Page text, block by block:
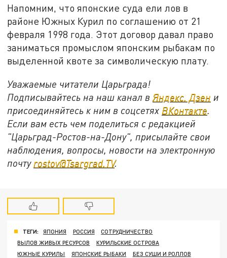
Напомним, что японские суда ели лов в
районе Южных Курил по соглашению от 21
февраля 1998 года. Этот договор давал право
заниматься промыслом японским рыбакам по
выделенной квоте за символическую плату.
Уважаемые читатели Царьграда!
Подписывайтесь на наш канал вЯндекс. Дзен и
присоединяйтесь к ним в соцсетях ВКонтакте.
Если вам есть чем поделиться с редакцией
"Царьград-Ростов-на-Дону", присылайте свои
наблюдения, вопросы, новости на электронную
почту rostov@Tsargrad.ТV.
ТЕГИ: ЯПОНИЯ РОССИЯ
СОТРУДНИЧЕСТВО
ВЫЛОВ ЖИВЫХ РЕСУРСОВ
КУРИЛЬСКИЕ ОСТРОВА
ЮЖНЫЕ КУРИЛЫ
ЯПОНСКИЕ РЫБАКИ
БЕЗ СУШИ И РОЛЛОВ